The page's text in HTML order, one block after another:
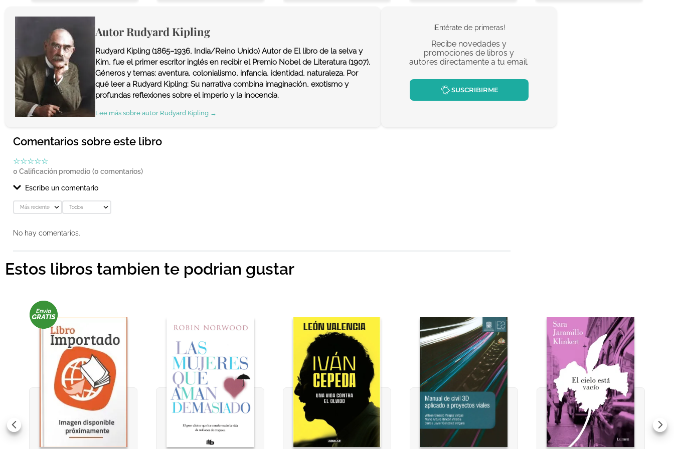
Autor Rudyard Kipling
Rudyard Kipling (1865–1936, India/Reino Unido) Autor de El libro de la selva y
Kim, fue el primer escritor inglés en recibir el Premio Nobel de Literatura (1907).
Géneros y temas: aventura, colonialismo, infancia, identidad, naturaleza. Por
qué leer a Rudyard Kipling: Su narrativa combina imaginación, exotismo y
profundas reflexiones sobre el imperio y la inocencia.
Lee más sobre autor Rudyard Kipling →
¡Entérate de primeras!
Recibe novedades y
promociones de libros y
autores directamente a tu email.
SUSCRIBIRME
Comentarios sobre este libro
☆☆☆☆☆
0 Calificación promedio (0 comentarios)
Escribe un comentario
Agregar comentario
★★★
Tu nombre
Dirección de email
Escribe un comentario
Más reciente Todos
No hay comentarios.
Estos libros tambien te podrian gustar